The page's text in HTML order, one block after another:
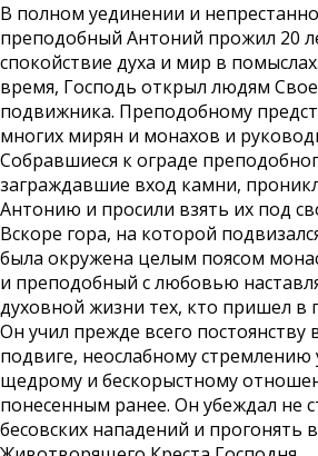
В полном уединении и
преподобный Антоний прожил 20
спокойствие духа и мир в
время, Господь открыл людям
подвижника. Преподобному
многих мирян и монахов и
Собравшиеся к ограде
заграждавшие вход камни,
Антонию и просили взять их под
Вскоре гора, на которой
была окружена целым поясом
и преподобный с любовью
духовной жизни тех, кто пришел в
Он учил прежде всего постоянству
подвиге, неослабному стремлению
щедрому и бескорыстному
понесенным ранее. Он убеждал не
бесовских нападений и прогонять